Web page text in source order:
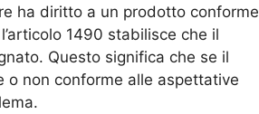
ha diritto a un prodotto conforme
1490 stabilisce che il
Questo significa che se il
non conforme alle aspettative